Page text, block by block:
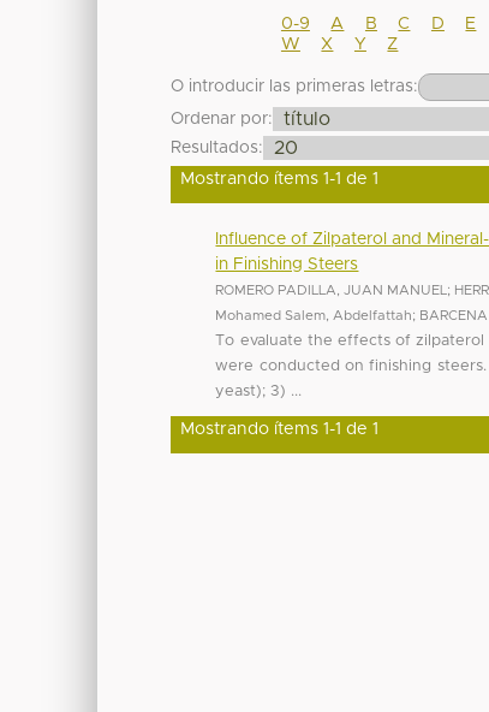
0-9 A B C D E
W
X Y Z
O introducir las primeras letras:
Ordenar por:
Resultados:
Mostrando ítems 1-1 de 1
Influence of Zilpaterol and
in Finishing Steers
ROMERO PADILLA, JUAN MANUEL ;
Mohamed Salem, Abdelfattah;
To evaluate the effects of
were conducted on finishing
yeast); 3) ...
Mostrando ítems 1-1 de 1